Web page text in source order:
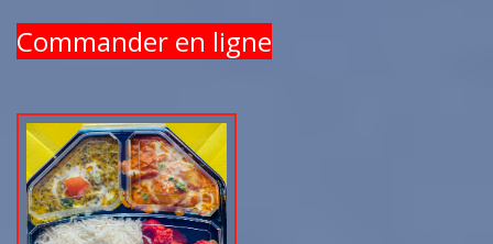
Commander en ligne